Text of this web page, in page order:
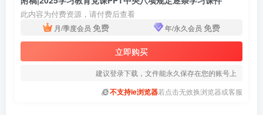
此内容为付费资源，请付费后查看
月/季度会员 免费 年/永久会员 免费
立即购买
建议登录下载，文件能永久保存在您的账号上
不支持ie浏览器若点击无效换浏览器或客服